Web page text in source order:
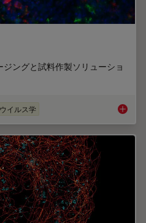
ングと試料作製ソリューショ
ウイルス学 ウイル